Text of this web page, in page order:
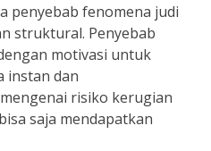
penyebab fenomena judi
struktural. Penyebab
motivasi untuk
instan dan
risiko kerugian
saja mendapatkan